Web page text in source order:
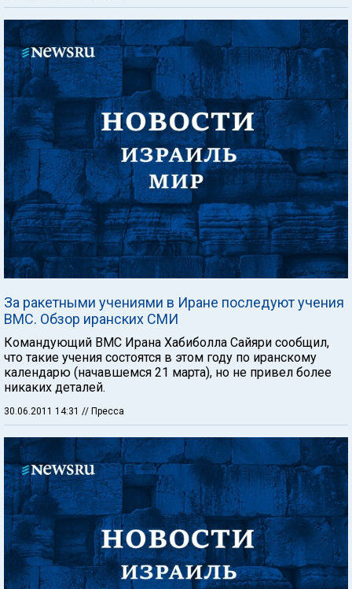
За ракетными учениями в Иране последуют учения
ВМС. Обзор иранских СМИ
Командующий ВМС Ирана Хабиболла Сайяри сообщил,
что такие учения состоятся в этом году по иранскому
календарю (начавшемся 21 марта), но не привел более
никаких деталей.
30.06.2011 14:31 // Пресса